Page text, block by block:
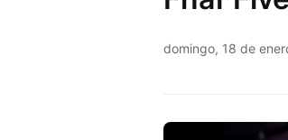
domingo, 18 de